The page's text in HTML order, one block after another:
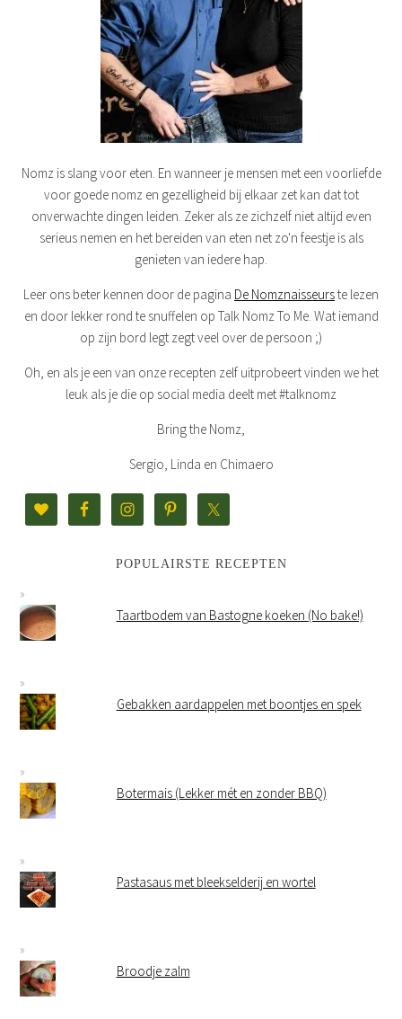
Nomz is slang voor eten. En wanneer je mensen met een voorliefde
voor goede nomz en gezelligheid bij elkaar zet kan dat tot
onverwachte dingen leiden. Zeker als ze zichzelf niet altijd even
serieus nemen en het bereiden van eten net zo'n feestje is als
genieten van iedere hap.
Leer ons beter kennen door de pagina De Nomznaisseurste lezen
en door lekker rond te snuffelen op Talk Nomz To Me. Wat iemand
op zijn bord legt zegt veel over de persoon ;)
Oh, en als je een van onze recepten zelf uitprobeert vinden we het
leuk als je die op social media deelt met #talknomz
Bring the Nomz,
Sergio, Linda en Chimaero
POPULAIRSTE RECEPTEN
Taartbodem van Bastogne koeken (No bake!)
Gebakken aardappelen met boontjes en spek
Botermais (Lekker mét en zonder BBQ)
Pastasaus met bleekselderij en wortel
Broodje zalm